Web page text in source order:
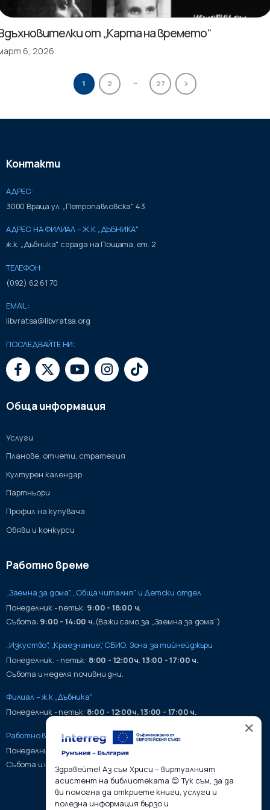
от „Карта на времето“
6, 2026
1 2 … 27
Контакти
АДРЕС:
3000 Враца ул. „Петропавловска" 43
АДРЕС НА ФИЛИАЛ – Ж.К „ДЪБНИКА"
ж.к. „Дъбника" сграда на Пощата, ет. 2
ТЕЛЕФОН:
(092) 62 61 70
EMAIL:
libvratsa@libvratsa.org
ПОСЛЕДВАЙТЕ НИ:
Обща информация
Услуги
Планове, отчети, стратегия
Културен календар
Партньори
Профил на купувача
Обяви и конкурси
Работно време
„Заемна за дома", „Обща читалня" и Детски отдел
Понеделник - петък: 9:00 - 18:00 ч.
Събота: 9:00 - 14:00 ч.(Важи само за „Заемна за дома“)
„Изкуство", „Краезнание", СБИО, Зона за тийнейджъри
Понеделник. - петък: 8:00 - 12:00ч. 13:00 - 17:00 ч.
Събота и неделя почивни дни.
Филиал – ж.к „Дъбника"
Понеделник - петък: 8:00 - 12:00ч. 13:00 - 17:00 ч.
Работно време на хранилища:
Понеделник - петък:9:00 - 17:00ч.
Събота и неделя почивни дни.
✕
Здравейте! Аз съм Хриси – виртуалният
асистент на библиотеката 😊 Тук съм, за да
ви помогна да откриете книги, услуги и
полезна информация бързо и